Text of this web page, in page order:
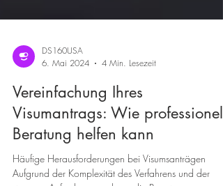
DS160USA
6. Mai 2024
4 Min. Lesezeit
Vereinfachung Ihres
Visumantrags: Wie